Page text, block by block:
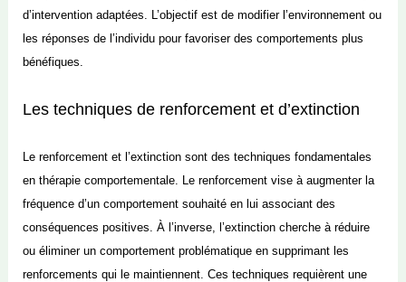
d’intervention adaptées. L’objectif est de modifier l’environnement ou
les réponses de l’individu pour favoriser des comportements plus
bénéfiques.
Les techniques de renforcement et d’extinction
Le renforcement et l’extinction sont des techniques fondamentales
en thérapie comportementale. Le renforcement vise à augmenter la
fréquence d’un comportement souhaité en lui associant des
conséquences positives. À l’inverse, l’extinction cherche à réduire
ou éliminer un comportement problématique en supprimant les
renforcements qui le maintiennent. Ces techniques requièrent une